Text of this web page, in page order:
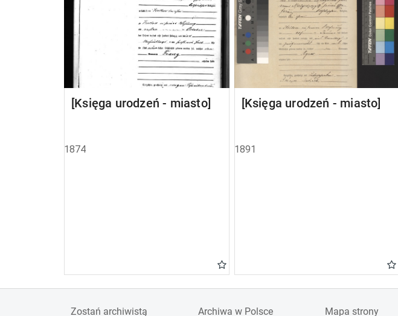
[Księga urodzeń - miasto]
1874
[Księga urodzeń - miasto]
1891
Zostań archiwistą Archiwa w Polsce Mapa strony